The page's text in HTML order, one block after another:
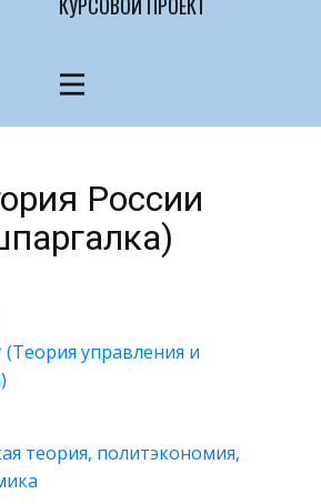
России
управления и
теория, политэкономия,